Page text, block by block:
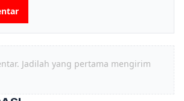
Jadilah yang pertama mengirim